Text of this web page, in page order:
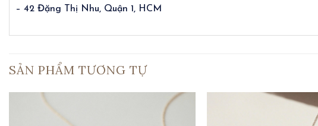
– 42 Đặng Thị Nhu, Quận 1, HCM
SẢN PHẨM TƯƠNG TỰ